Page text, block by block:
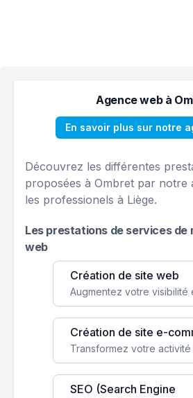
Agence web à
En savoir plus sur notre
Découvrez les différentes
proposées à Ombret par notre
les professionels à Liège.
Les prestations de services de
web
Création de site web
Création de site e-
SEO (Search Engine